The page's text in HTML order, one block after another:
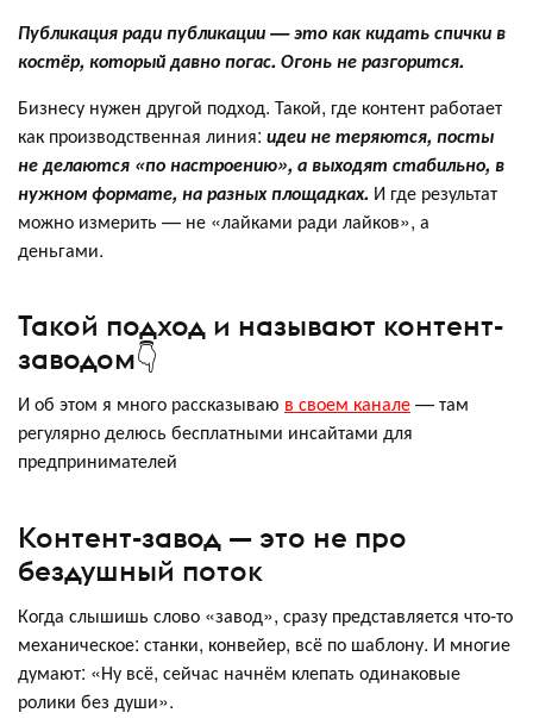
Публикация ради публикации — это как кидать спички в
костёр, который давно погас. Огонь не разгорится.
Бизнесу нужен другой подход. Такой, где контент работает
как производственная линия: идеи не теряются, посты
не делаются «по настроению», а выходят стабильно, в
нужном формате, на разных площадках. И где результат
можно измерить — не «лайками ради лайков», а
деньгами.
Такой подход и называют контент-
заводом👇
И об этом я много рассказываю в своем канале— там
регулярно делюсь бесплатными инсайтами для
предпринимателей
Контент-завод — это не про
бездушный поток
Когда слышишь слово «завод», сразу представляется что-то
механическое: станки, конвейер, всё по шаблону. И многие
думают: «Ну всё, сейчас начнём клепать одинаковые
ролики без души».